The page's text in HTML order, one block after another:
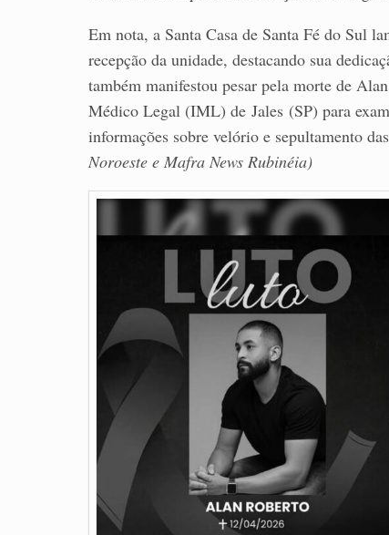
Em nota, a Santa Casa de Santa Fé do Sul
recepção da unidade, destacando sua
também manifestou pesar pela morte de
Médico Legal (IML) de Jales (SP) para
informações sobre velório e sepultamento
Noroeste e Mafra News Rubinéia)